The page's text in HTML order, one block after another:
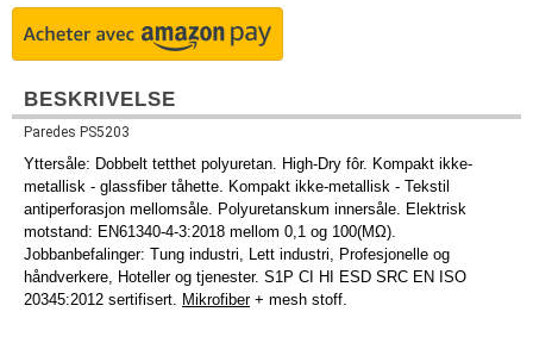
BESKRIVELSE
Paredes PS5203
Yttersåle: Dobbelt tetthet polyuretan. High-Dry fôr. Kompakt ikke-
metallisk - glassfiber tåhette. Kompakt ikke-metallisk - Tekstil
antiperforasjon mellomsåle. Polyuretanskum innersåle. Elektrisk
motstand: EN61340-4-3:2018 mellom 0,1 og 100(MΩ).
Jobbanbefalinger: Tung industri, Lett industri, Profesjonelle og
håndverkere, Hoteller og tjenester. S1P CI HI ESD SRC EN ISO
20345:2012 sertifisert. Mikrofiber+ mesh stoff.